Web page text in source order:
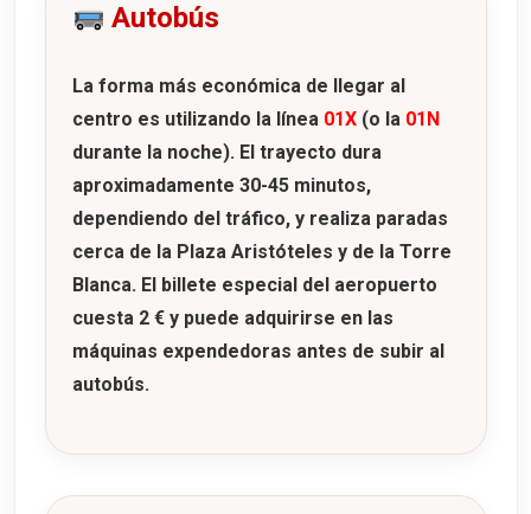
Autobús
La forma más económica de llegar al
centro es utilizando la línea 01X (o la 01N
durante la noche). El trayecto dura
aproximadamente 30-45 minutos,
dependiendo del tráfico, y realiza paradas
cerca de la Plaza Aristóteles y de la Torre
Blanca. El billete especial del aeropuerto
cuesta 2 € y puede adquirirse en las
máquinas expendedoras antes de subir al
autobús.